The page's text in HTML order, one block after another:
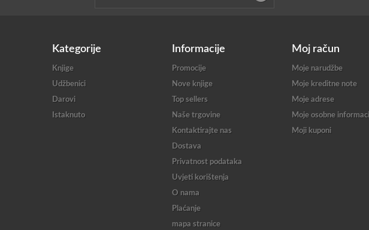
Kategorije
Knjige
Udžbenici
Darovi
Istaknuto
Informacije
Promocije
Nove knjige
Top sellers
Naše trgovine
Kontaktirajte nas
Dostava
Privatnost podataka
Uvjeti korištenja
O nama
Plaćanje
mapa stranice
Moj račun
Moje narudžbe
Moje kreditne note
Moje adrese
Moje osobne
Moji kuponi